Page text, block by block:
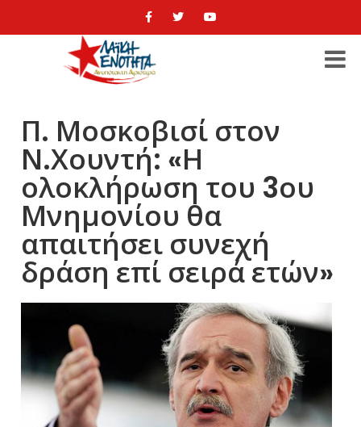
Π. Μοσκοβισί στον
Ν.Χουντή: «Η
ολοκλήρωση του 3ου
Μνημονίου θα
απαιτήσει συνεχή
δράση επί σειρά ετών»